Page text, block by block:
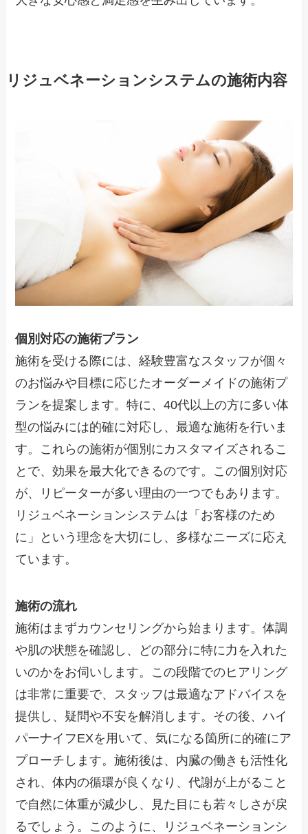
リジュベネーションシステムの施術内容
個別対応の施術プラン
施術を受ける際には、経験豊富なスタッフが個々
のお悩みや目標に応じたオーダーメイドの施術プ
ランを提案します。特に、40代以上の方に多い体
型の悩みには的確に対応し、最適な施術を行いま
す。これらの施術が個別にカスタマイズされるこ
とで、効果を最大化できるのです。この個別対応
が、リピーターが多い理由の一つでもあります。
リジュベネーションシステムは「お客様のため
に」という理念を大切にし、多様なニーズに応え
ています。
施術の流れ
施術はまずカウンセリングから始まります。体調
や肌の状態を確認し、どの部分に特に力を入れた
いのかをお伺いします。この段階でのヒアリング
は非常に重要で、スタッフは最適なアドバイスを
提供し、疑問や不安を解消します。その後、ハイ
パーナイフEXを用いて、気になる箇所に的確にア
プローチします。施術後は、内臓の働きも活性化
され、体内の循環が良くなり、代謝が上がること
で自然に体重が減少し、見た目にも若々しさが戻
るでしょう。このように、リジュベネーションシ